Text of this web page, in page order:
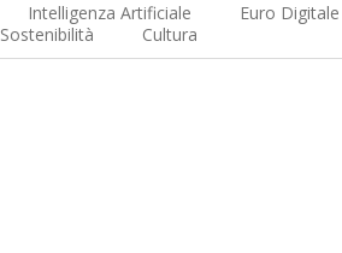
Intelligenza Artificiale Euro Digitale
Sostenibilità Cultura